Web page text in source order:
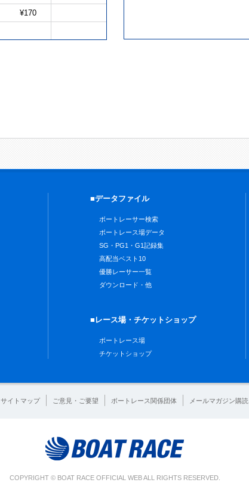
¥170
■データファイル
ボートレーサー検索
ボートレース場データ
SG・PG1・G1記録集
高配当ベスト10
優勝レーサー一覧
ダウンロード・他
■レース場・チケットショップ
ボートレース場
チケットショップ
サイトマップ ご意見・ご要望 ボートレース関係団体 メールマガジン購読
COPYRIGHT © BOAT RACE OFFICIAL WEB ALL RIGHTS RESERVED.